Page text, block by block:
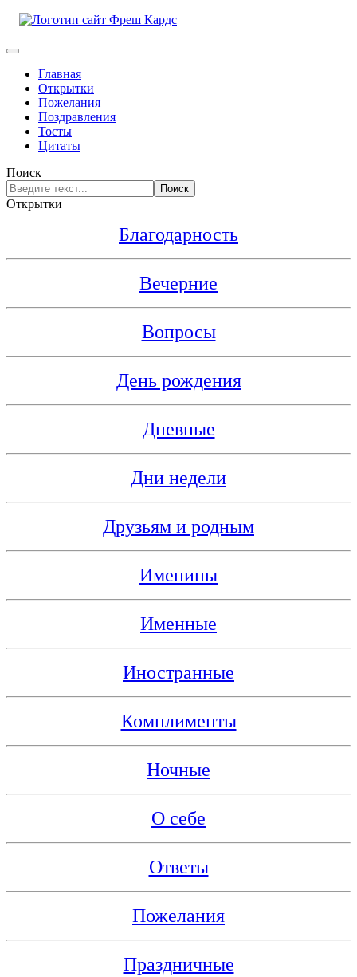
Главная
Открытки
Пожелания
Поздравления
Тосты
Цитаты
Поиск
Поиск
Открытки
Благодарность
Вечерние
Вопросы
День рождения
Дневные
Дни недели
Друзьям и родным
Именины
Именные
Иностранные
Комплименты
Ночные
О себе
Ответы
Пожелания
Праздничные